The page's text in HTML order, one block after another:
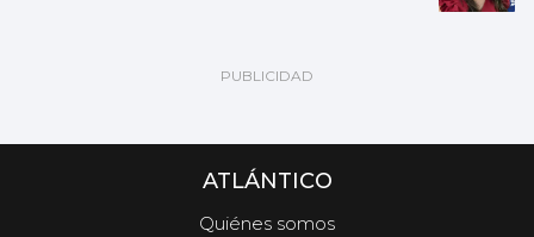
ATLÁNTICO
Quiénes somos